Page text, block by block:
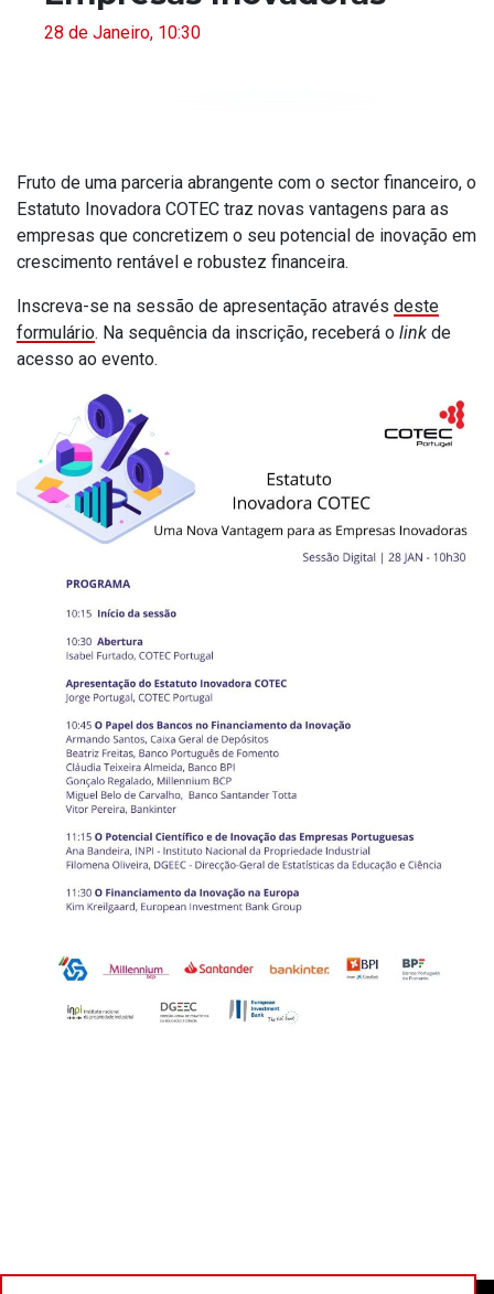
28 de Janeiro, 10:30
Fruto de uma parceria abrangente com o sector financeiro, o
Estatuto Inovadora COTEC traz novas vantagens para as
empresas que concretizem o seu potencial de inovação em
crescimento rentável e robustez financeira.
Inscreva-se na sessão de apresentação através deste
formulário. Na sequência da inscrição, receberá o link de
acesso ao evento.